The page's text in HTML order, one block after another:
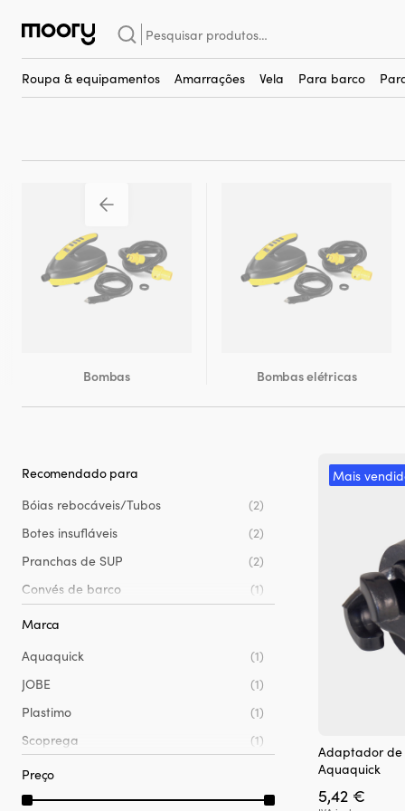
Pesquisar
por:
Roupa & equipamentos Amarrações Vela Para barco
Adaptadores de bomba
Bombas Bombas elétricas
Recomendado para
Bóias rebocáveis/Tubos
(2)
Botes insufláveis
(2)
Pranchas de SUP
(2)
Convés de barco
(1)
Marca
Aquaquick
(1)
JOBE
(1)
Plastimo
(1)
Scoprega
(1)
Preço
Mais
Adaptador
Aquaquick
5,42 €